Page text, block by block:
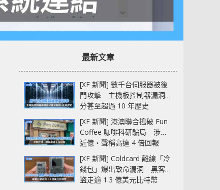
最新文章
[XF 新聞] 數千台伺服器被後
門攻擊 主機板控制器漏洞部
分甚至超過 10 年歷史
[XF 新聞] 港澳聯合搗破 Fun
Coffee 咖啡科研騙局 涉款
近億‧聲稱高達 4 倍回報
[XF 新聞] Coldcard 離線「冷
錢包」爆出致命漏洞 黑客已
盜走逾 1.3 億美元比特幣